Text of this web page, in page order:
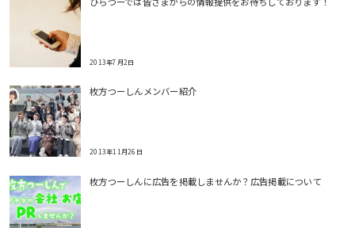
2013年7月2日
枚方つーしんメンバー紹介
2013年11月26日
枚方つーしんに広告を掲載しませんか？広告掲載について